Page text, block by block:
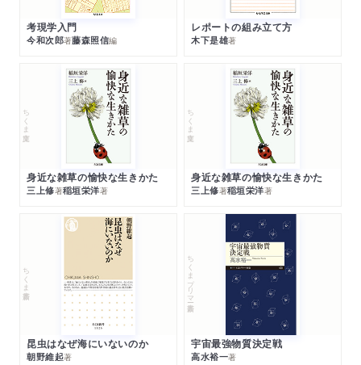
考現学入門
今和次郎著藤森照信編
レポートの組み立て方
木下是雄著
ちくま文庫
身近な雑草の愉快な生きかた
三上修著稲垣栄洋著
ちくま文庫
身近な雑草の愉快な生きかた
三上修著稲垣栄洋著
ちくま新書
昆虫はなぜ海にいないのか
朝野維起著
ちくまプリマー新書
宇宙最強物質決定戦
高水裕一著